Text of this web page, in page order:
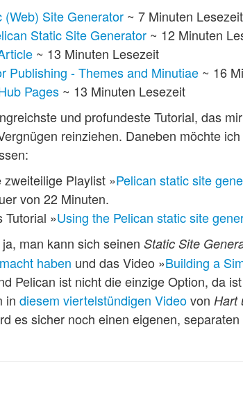
Site Generator ~ 7 Minuten Lesezeit
Static Site Generator ~ 12 Minuten
~ 13 Minuten Lesezeit
Publishing - Themes and Minutiae ~ 16
Pages ~ 13 Minuten Lesezeit
und profundeste Tutorial, das
reinziehen. Daneben möchte
Playlist »Pelican static site
von 22 Minuten.
Tutorial »Using the Pelican static site
man kann sich seinen Static Site
haben und das Video »Building a
Pelican ist nicht die einzige Option, da
in diesem viertelstündigen Videovon Hart
es sicher noch einen eigenen,